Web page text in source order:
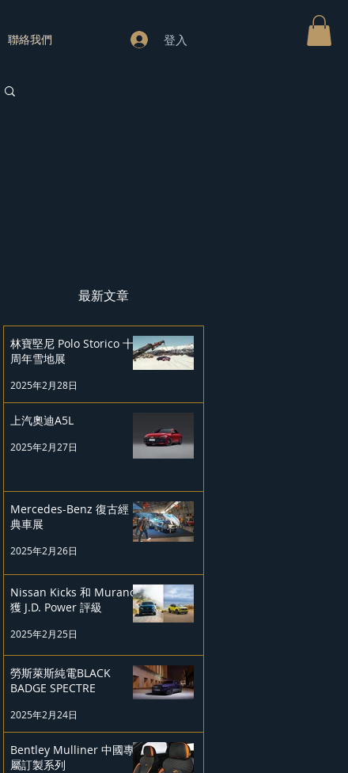
聯絡我們 登入
最新文章
林寶堅尼 Polo Storico 十
周年雪地展
2025年2月28日
上汽奧迪A5L
2025年2月27日
Mercedes-Benz 復古經
典車展
2025年2月26日
Nissan Kicks 和 Murano
獲 J.D. Power 評級
2025年2月25日
勞斯萊斯純電BLACK
BADGE SPECTRE
2025年2月24日
Bentley Mulliner 中國專
屬訂製系列